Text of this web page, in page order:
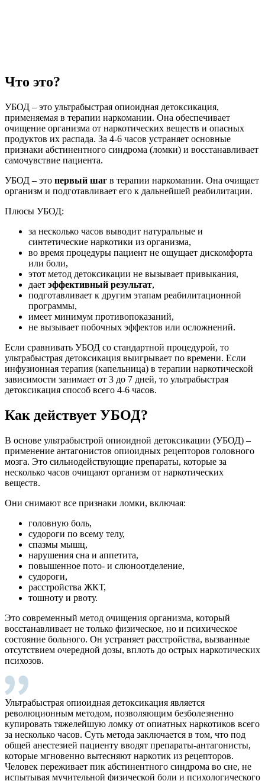
Что это?
УБОД – это ультрабыстрая опиоидная детоксикация,
применяемая в терапии наркомании. Она обеспечивает
очищение организма от наркотических веществ и опасных
продуктов их распада. За 4-6 часов устраняет основные
признаки абстинентного синдрома (ломки) и восстанавливает
самочувствие пациента.
УБОД – это первый шаг в терапии наркомании. Она очищает
организм и подготавливает его к дальнейшей реабилитации.
Плюсы УБОД:
за несколько часов выводит натуральные и
синтетические наркотики из организма,
во время процедуры пациент не ощущает дискомфорта
или боли,
этот метод детоксикации не вызывает привыкания,
дает эффективный результат,
подготавливает к другим этапам реабилитационной
программы,
имеет минимум противопоказаний,
не вызывает побочных эффектов или осложнений.
Если сравнивать УБОД со стандартной процедурой, то
ультрабыстрая детоксикация выигрывает по времени. Если
инфузионная терапия (капельница) в терапии наркотической
зависимости занимает от 3 до 7 дней, то ультрабыстрая
детоксикация способ всего 4-6 часов.
Как действует УБОД?
В основе ультрабыстрой опиоидной детоксикации (УБОД) –
применение антагонистов опиоидных рецепторов головного
мозга. Это сильнодействующие препараты, которые за
несколько часов очищают организм от наркотических
веществ.
Они снимают все признаки ломки, включая:
головную боль,
судороги по всему телу,
спазмы мышц,
нарушения сна и аппетита,
повышенное пото- и слюноотделение,
судороги,
расстройства ЖКТ,
тошноту и рвоту.
Это современный метод очищения организма, который
восстанавливает не только физическое, но и психическое
состояние больного. Он устраняет расстройства, вызванные
отсутствием очередной дозы, вплоть до острых наркотических
психозов.
Ультрабыстрая опиоидная детоксикация является
революционным методом, позволяющим безболезненно
купировать тяжелейшую ломку от опиатных наркотиков всего
за несколько часов. Суть метода заключается в том, что под
общей анестезией пациенту вводят препараты-антагонисты,
которые мгновенно вытесняют наркотик из рецепторов.
Человек переживает пик абстинентного синдрома во сне, не
испытывая мучительной физической боли и психологического